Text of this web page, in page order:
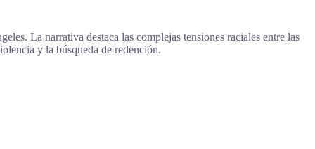
La narrativa destaca las complejas tensiones raciales entre las
y la búsqueda de redención.